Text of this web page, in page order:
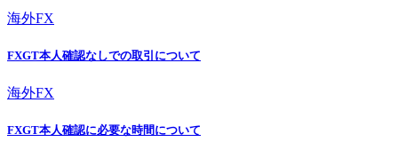
海外FX
FXGT本人確認なしでの取引について
海外FX
FXGT本人確認に必要な時間について